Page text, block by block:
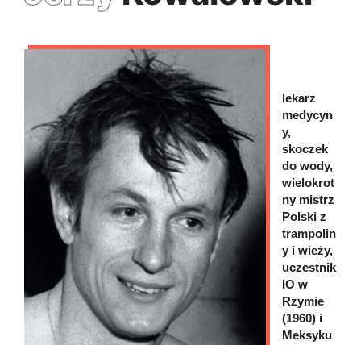
lekarz
medycyn
y,
skoczek
do wody,
wielokrot
ny mistrz
Polski z
trampolin
y i wieży,
uczestnik
IO w
Rzymie
(1960) i
Meksyku